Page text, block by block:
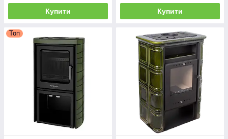
Купити Купити
Топ